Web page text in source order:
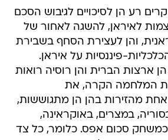
רע הן לסיכויים לגיבוש הסכם
לאיראן, להשגה לאחור של
והן לעצירת הסחף בשבירת
פיננסיות על איראן.
הן ארצות הברית והן רוסיה רואות
המלחמה הקרה, את
מהזירות בהן הן מתגוששות,
במצרים, באוקראינה,
כמשחק סכום אפס. כלומר, כל צד